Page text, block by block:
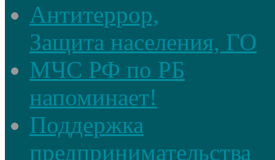
Антитеррор,
Защита населения, ГО
МЧС РФ по РБ
напоминает!
Поддержка
предпринимательства